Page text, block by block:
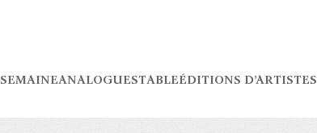
SEMAINEANALOGUESTABLEÉDITIONS D’ARTISTES